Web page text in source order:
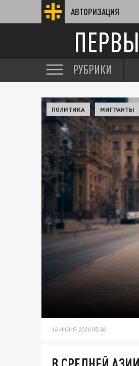
АВТОРИЗАЦИЯ
РУБРИКИ
ПОЛИТИКА МИГРАНТЫ
16 ИЮНЯ 2026 05:36